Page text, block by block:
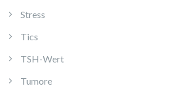
Stress
Tics
TSH-Wert
Tumore